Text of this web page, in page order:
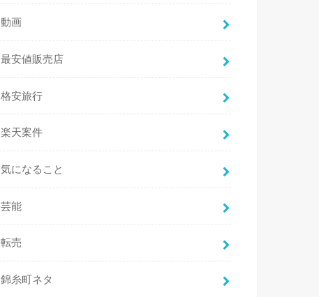
動画
最安値販売店
格安旅行
楽天案件
気になること
芸能
転売
錦糸町ネタ